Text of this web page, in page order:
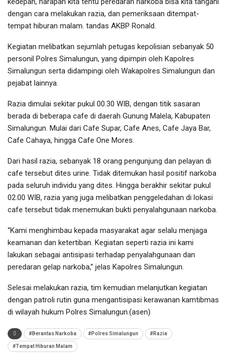
dengan cara melakukan razia, dan pemeriksaan ditempat-
tempat hiburan malam. tandas AKBP Ronald.
Kegiatan melibatkan sejumlah petugas kepolisian sebanyak 50
personil Polres Simalungun, yang dipimpin oleh Kapolres
Simalungun serta didampingi oleh Wakapolres Simalungun dan
pejabat lainnya.
Razia dimulai sekitar pukul 00.30 WIB, dengan titik sasaran
berada di beberapa cafe di daerah Gunung Malela, Kabupaten
Simalungun. Mulai dari Cafe Supar, Cafe Anes, Cafe Jaya Bar,
Cafe Cahaya, hingga Cafe One Mores.
Dari hasil razia, sebanyak 18 orang pengunjung dan pelayan di
cafe tersebut dites urine. Tidak ditemukan hasil positif narkoba
pada seluruh individu yang dites. Hingga berakhir sekitar pukul
02.00 WIB, razia yang juga melibatkan penggeledahan di lokasi
cafe tersebut tidak menemukan bukti penyalahgunaan narkoba.
“Kami menghimbau kepada masyarakat agar selalu menjaga
keamanan dan ketertiban. Kegiatan seperti razia ini kami
lakukan sebagai antisipasi terhadap penyalahgunaan dan
peredaran gelap narkoba,” jelas Kapolres Simalungun.
Selesai melakukan razia, tim kemudian melanjutkan kegiatan
dengan patroli rutin guna mengantisipasi kerawanan kamtibmas
di wilayah hukum Polres Simalungun.(asen)
#Berantas Narkoba #Polres Simalungun #Razia
#Tempat Hiburan Malam